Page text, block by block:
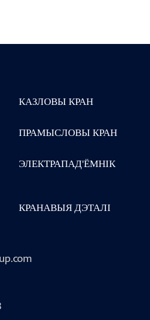
КАЗЛОВЫ КРАН
ПРАМЫСЛОВЫ КРАН
ЭЛЕКТРАПАД'ЁМНІК
КРАНАВЫЯ ДЭТАЛІ